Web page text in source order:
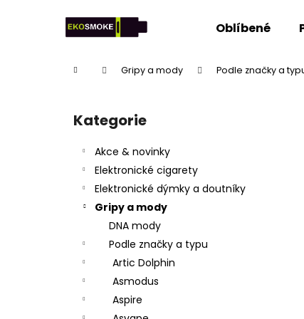
Oblíbené
Domů Gripy a mody Podle značky a
Přeskočit
kategorie
Kategorie
Akce & novinky
Elektronické cigarety
Elektronické dýmky a doutníky
Gripy a mody
DNA mody
Podle značky a typu
Artic Dolphin
Asmodus
Aspire
Zpět
Zpět